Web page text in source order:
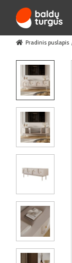
Pradinis puslapis